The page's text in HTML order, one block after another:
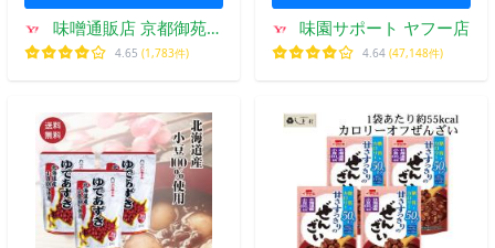
味噌通販店 京都御苑東
しま村
4.65 (1,783件)
味園サポート ヤフー店
4.64 (47,148件)